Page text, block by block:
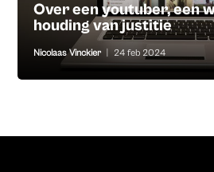
Over een youtuber, een
houding van justitie
Nicolaas Vinckier 24 feb 2024